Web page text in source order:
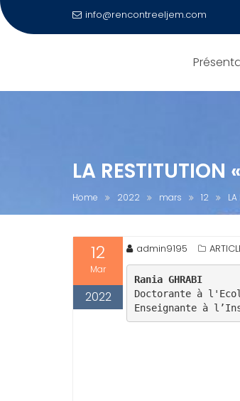
Skip
to
info@rencontreeljem.com
LA RESTITUTION
Home 2022 mars 12
12
Mar
2022
admin9195
Rania GHRABI
Doctorante à
Enseignante à